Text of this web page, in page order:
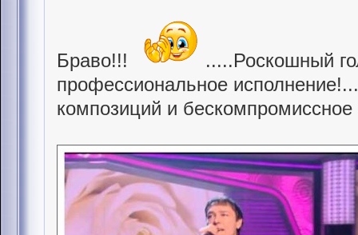
Браво!!!
.....Роскошный
профессиональное
композиций и бескомпромиссное